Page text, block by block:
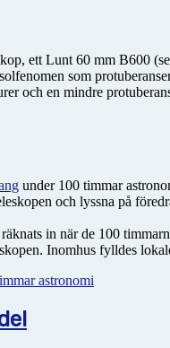
ett Lunt 60 mm
som
och en mindre
under 100 timmar
och lyssna på
in när de 100
Inomhus fylldes
astronomi